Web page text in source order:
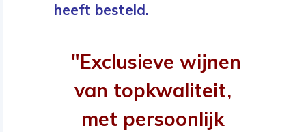
heeft besteld.
"Exclusieve wijnen
van topkwaliteit,
met persoonlijk